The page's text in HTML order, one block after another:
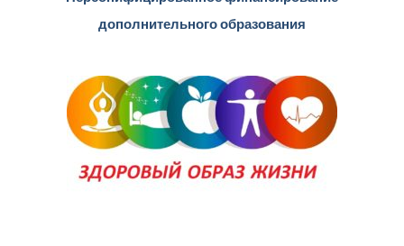
дополнительного образования